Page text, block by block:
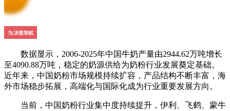
数据显示，2006-2025年中国牛奶产量由2944.62万吨增长
至4090.88万吨，稳定的奶源供给为奶粉行业发展奠定基础。
近年来，中国奶粉市场规模持续扩容，产品结构不断丰富，海
外市场稳步拓展，高端化与国际化成为行业重要发展方向。
当前，中国奶粉行业集中度持续提升，伊利、飞鹤、蒙牛